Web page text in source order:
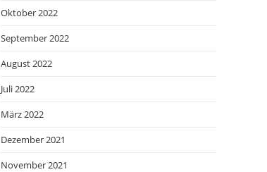
Oktober 2022
September 2022
August 2022
Juli 2022
März 2022
Dezember 2021
November 2021